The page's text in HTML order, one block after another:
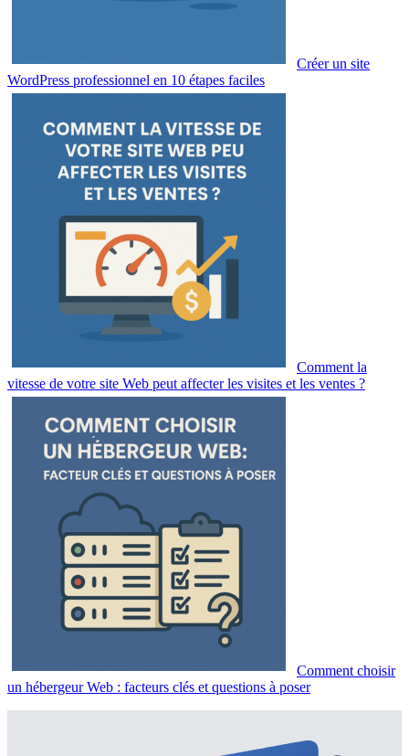
Créer un site
WordPress professionnel en 10 étapes faciles
Comment la
vitesse de votre site Web peut affecter les visites et les ventes ?
Comment choisir
un hébergeur Web : facteurs clés et questions à poser